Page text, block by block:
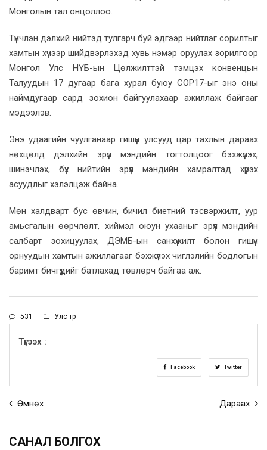
Монголын тал онцоллоо.
Түүнчлэн дэлхий нийтэд тулгарч буй эдгээр нийтлэг сорилтыг
хамтын хүчээр шийдвэрлэхэд хувь нэмэр оруулах зорилгоор
Монгол Улс НҮБ-ын Цөлжилттэй тэмцэх конвенцын
Талуудын 17 дугаар бага хурал буюу СОР17-ыг энэ оны
наймдугаар сард зохион байгуулахаар ажиллаж байгааг
мэдээлэв.
Энэ удаагийн чуулганаар гишүүн улсууд цар тахлын дараах
нөхцөлд дэлхийн эрүүл мэндийн тогтолцоог бэхжүүлэх,
шинэчлэх, бүх нийтийн эрүүл мэндийн хамралтад хүрэх
асуудлыг хэлэлцэж байна.
Мөн халдварт бус өвчин, бичил биетний тэсвэржилт, уур
амьсгалын өөрчлөлт, хиймэл оюун ухааныг эрүүл мэндийн
салбарт зохицуулах, ДЭМБ-ын санхүүжилт болон гишүүн
орнуудын хамтын ажиллагааг бэхжүүлэх чиглэлийн бодлогын
баримт бичгүүдийг батлахад төвлөрч байгаа аж.
531 Улс төр
Түгээх :
Facebook Twitter
Өмнөх Дараах
САНАЛ БОЛГОХ